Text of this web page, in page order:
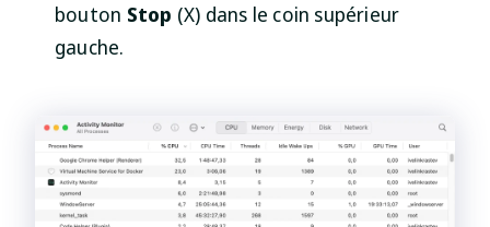
bouton Stop (X) dans le coin supérieur
gauche.